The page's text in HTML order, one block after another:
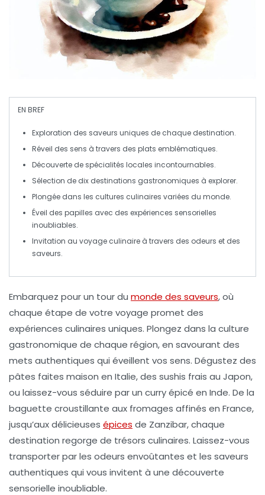
EN BREF
Exploration des saveurs uniques de chaque destination.
Réveil des sens à travers des plats emblématiques.
Découverte de spécialités locales incontournables.
Sélection de dix destinations gastronomiques à explorer.
Plongée dans les cultures culinaires variées du monde.
Éveil des papilles avec des expériences sensorielles
inoubliables.
Invitation au voyage culinaire à travers des odeurs et des
saveurs.
Embarquez pour un tour du monde des saveurs, où
chaque étape de votre voyage promet des
expériences culinaires uniques. Plongez dans la culture
gastronomique de chaque région, en savourant des
mets authentiques qui éveillent vos sens. Dégustez des
pâtes faites maison en Italie, des sushis frais au Japon,
ou laissez-vous séduire par un curry épicé en Inde. De la
baguette croustillante aux fromages affinés en France,
jusqu’aux délicieuses épices de Zanzibar, chaque
destination regorge de trésors culinaires. Laissez-vous
transporter par les odeurs envoûtantes et les saveurs
authentiques qui vous invitent à une découverte
sensorielle inoubliable.